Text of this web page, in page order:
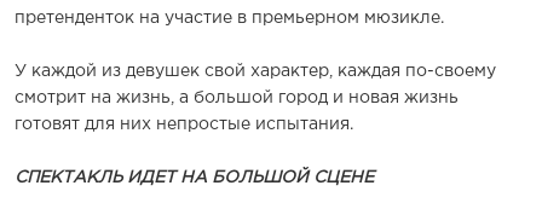
претенденток на участие в премьерном мюзикле.
У каждой из девушек свой характер, каждая по-своему
смотрит на жизнь, а большой город и новая жизнь
готовят для них непростые испытания.
СПЕКТАКЛЬ ИДЕТ НА БОЛЬШОЙ СЦЕНЕ